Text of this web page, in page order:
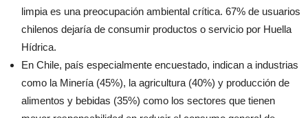
limpia es una preocupación ambiental crítica. 67% de usuarios
chilenos dejaría de consumir productos o servicio por Huella
Hídrica.
En Chile, país especialmente encuestado, indican a industrias
como la Minería (45%), la agricultura (40%) y producción de
alimentos y bebidas (35%) como los sectores que tienen